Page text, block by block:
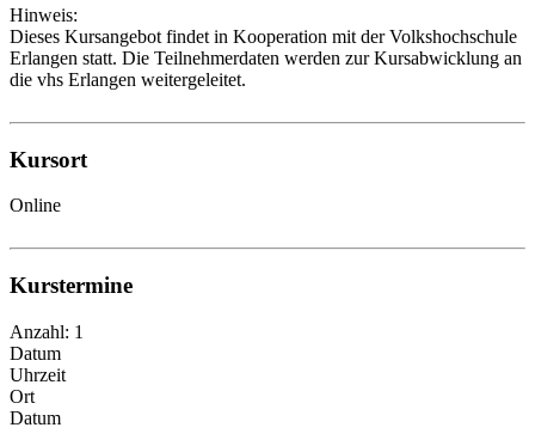
Hinweis:
Dieses Kursangebot findet in Kooperation mit der Volkshochschule
Erlangen statt. Die Teilnehmerdaten werden zur Kursabwicklung an
die vhs Erlangen weitergeleitet.
Kursort
Online
Kurstermine
Anzahl: 1
Datum
Uhrzeit
Ort
Datum